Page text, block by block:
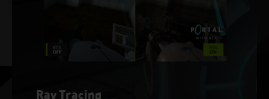
Ray Tracing